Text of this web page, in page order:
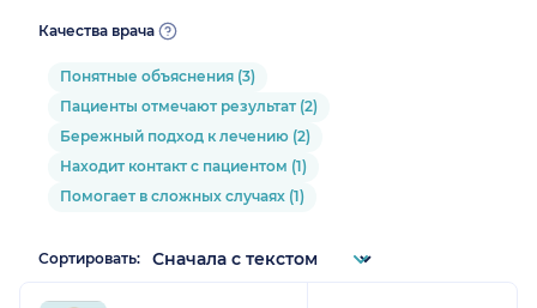
Качества врача
Понятные объяснения (3)
Пациенты отмечают результат (2)
Бережный подход к лечению (2)
Находит контакт с пациентом (1)
Помогает в сложных случаях (1)
Сортировать: